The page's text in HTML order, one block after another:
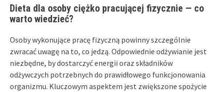
Dieta dla osoby ciężko pracującej fizycznie — co
warto wiedzieć?
Osoby wykonujące pracę fizyczną powinny szczególnie
zwracać uwagę na to, co jedzą. Odpowiednie odżywianie jest
niezbędne, by dostarczyć energii oraz składników
odżywczych potrzebnych do prawidłowego funkcjonowania
organizmu. Kluczowym aspektem jest zwiększone spożycie